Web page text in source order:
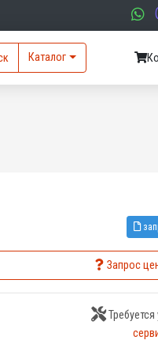
Каталог
Запрос
Требуется